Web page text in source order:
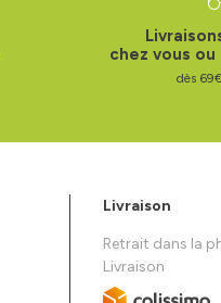
chez vous ou
dès
Livraison
Retrait dans la
Livraison